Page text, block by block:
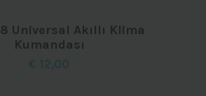
Universal Akıllı Klima
Kumandası
€ 12,00